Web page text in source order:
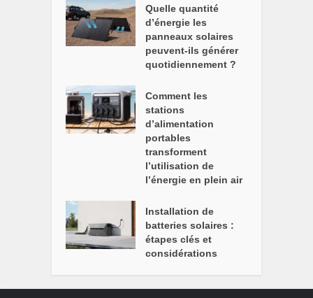
Quelle quantité
d’énergie les
panneaux solaires
peuvent-ils générer
quotidiennement ?
Comment les
stations
d’alimentation
portables
transforment
l’utilisation de
l’énergie en plein air
Installation de
batteries solaires :
étapes clés et
considérations